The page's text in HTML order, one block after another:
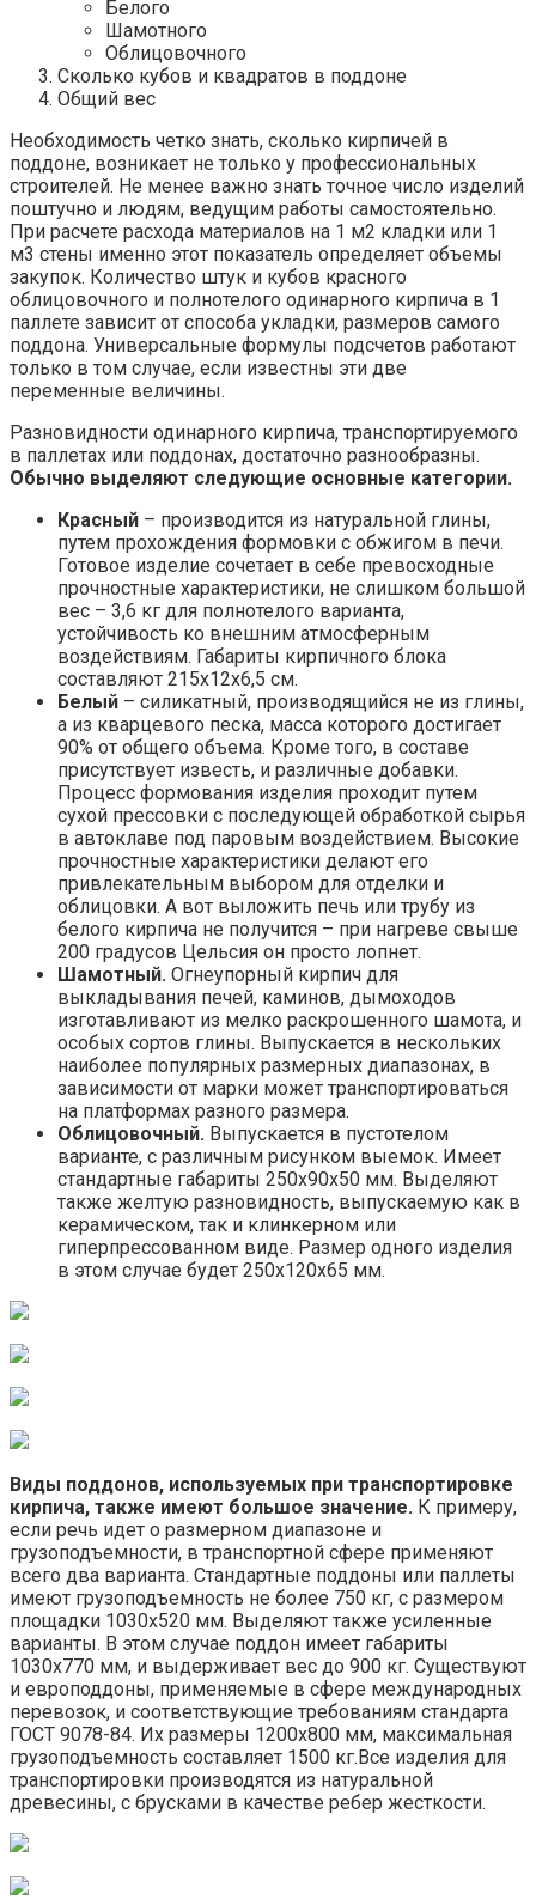
Белого
Шамотного
Облицовочного
Сколько кубов и квадратов в поддоне
Общий вес
Необходимость четко знать, сколько кирпичей в
поддоне, возникает не только у профессиональных
строителей. Не менее важно знать точное число изделий
поштучно и людям, ведущим работы самостоятельно.
При расчете расхода материалов на 1 м2 кладки или 1
м3 стены именно этот показатель определяет объемы
закупок. Количество штук и кубов красного
облицовочного и полнотелого одинарного кирпича в 1
паллете зависит от способа укладки, размеров самого
поддона. Универсальные формулы подсчетов работают
только в том случае, если известны эти две
переменные величины.
Разновидности одинарного кирпича, транспортируемого
в паллетах или поддонах, достаточно разнообразны.
Обычно выделяют следующие основные категории.
Красный – производится из натуральной глины,
путем прохождения формовки с обжигом в печи.
Готовое изделие сочетает в себе превосходные
прочностные характеристики, не слишком большой
вес – 3,6 кг для полнотелого варианта,
устойчивость ко внешним атмосферным
воздействиям. Габариты кирпичного блока
составляют 215х12х6,5 см.
Белый – силикатный, производящийся не из глины,
а из кварцевого песка, масса которого достигает
90% от общего объема. Кроме того, в составе
присутствует известь, и различные добавки.
Процесс формования изделия проходит путем
сухой прессовки с последующей обработкой сырья
в автоклаве под паровым воздействием. Высокие
прочностные характеристики делают его
привлекательным выбором для отделки и
облицовки. А вот выложить печь или трубу из
белого кирпича не получится – при нагреве свыше
200 градусов Цельсия он просто лопнет.
Шамотный. Огнеупорный кирпич для
выкладывания печей, каминов, дымоходов
изготавливают из мелко раскрошенного шамота, и
особых сортов глины. Выпускается в нескольких
наиболее популярных размерных диапазонах, в
зависимости от марки может транспортироваться
на платформах разного размера.
Облицовочный. Выпускается в пустотелом
варианте, с различным рисунком выемок. Имеет
стандартные габариты 250х90х50 мм. Выделяют
также желтую разновидность, выпускаемую как в
керамическом, так и клинкерном или
гиперпрессованном виде. Размер одного изделия
в этом случае будет 250х120х65 мм.
Виды поддонов, используемых при транспортировке
кирпича, также имеют большое значение. К примеру,
если речь идет о размерном диапазоне и
грузоподъемности, в транспортной сфере применяют
всего два варианта. Стандартные поддоны или паллеты
имеют грузоподъемность не более 750 кг, с размером
площадки 1030х520 мм. Выделяют также усиленные
варианты. В этом случае поддон имеет габариты
1030х770 мм, и выдерживает вес до 900 кг. Существуют
и европоддоны, применяемые в сфере международных
перевозок, и соответствующие требованиям стандарта
ГОСТ 9078-84. Их размеры 1200х800 мм, максимальная
грузоподъемность составляет 1500 кг.Все изделия для
транспортировки производятся из натуральной
древесины, с брусками в качестве ребер жесткости.